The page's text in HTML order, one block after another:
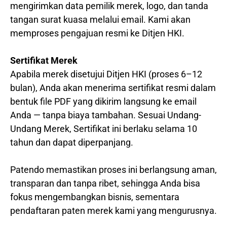
mengirimkan data pemilik merek, logo, dan tanda
tangan surat kuasa melalui email. Kami akan
memproses pengajuan resmi ke Ditjen HKI.
Sertifikat Merek
Apabila merek disetujui Ditjen HKI (proses 6–12
bulan), Anda akan menerima sertifikat resmi dalam
bentuk file PDF yang dikirim langsung ke email
Anda — tanpa biaya tambahan. Sesuai Undang-
Undang Merek, Sertifikat ini berlaku selama 10
tahun dan dapat diperpanjang.
Patendo memastikan proses ini berlangsung aman,
transparan dan tanpa ribet, sehingga Anda bisa
fokus mengembangkan bisnis, sementara
pendaftaran paten merek kami yang mengurusnya.